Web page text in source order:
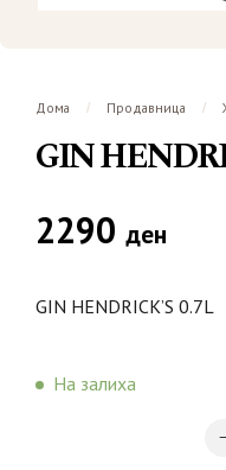
Дома / Продавница /
GIN
2290 ден
GIN HENDRICK’S 0.7L
На залиха